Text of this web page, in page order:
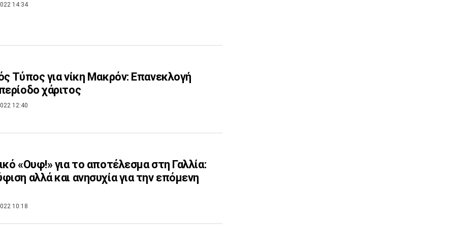
14:34
Τύπος για νίκη Μακρόν: Επανεκλογή
χάριτος
12:40
«Ουφ!» για το αποτέλεσμα στη Γαλλία:
αλλά και ανησυχία για την επόμενη
10:18